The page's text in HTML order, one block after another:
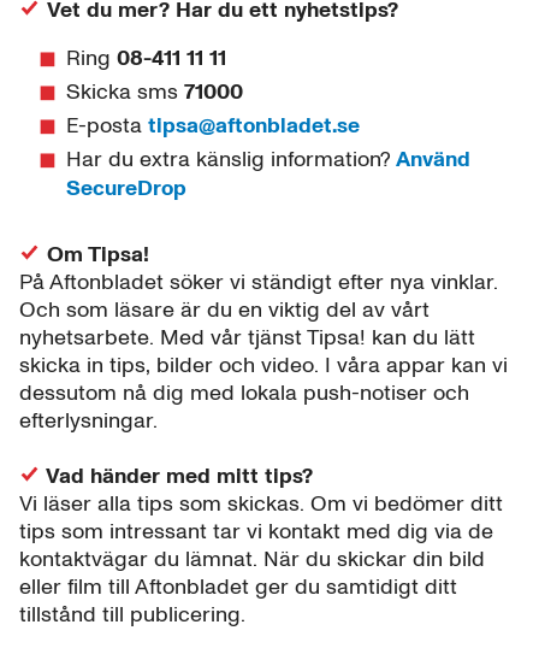
Vet du mer? Har du ett nyhetstips?
Ring 08-411 11 11
Skicka sms 71000
E-posta tipsa@aftonbladet.se
Har du extra känslig information? Använd
SecureDrop
Om Tipsa!
På Aftonbladet söker vi ständigt efter nya vinklar.
Och som läsare är du en viktig del av vårt
nyhetsarbete. Med vår tjänst Tipsa! kan du lätt
skicka in tips, bilder och video. I våra appar kan vi
dessutom nå dig med lokala push-notiser och
efterlysningar.
Vad händer med mitt tips?
Vi läser alla tips som skickas. Om vi bedömer ditt
tips som intressant tar vi kontakt med dig via de
kontaktvägar du lämnat. När du skickar din bild
eller film till Aftonbladet ger du samtidigt ditt
tillstånd till publicering.